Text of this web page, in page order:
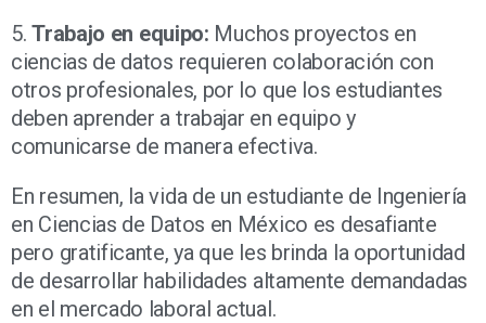
5.Trabajo en equipo: Muchos proyectos en
ciencias de datos requieren colaboración con
otros profesionales, por lo que los estudiantes
deben aprender a trabajar en equipo y
comunicarse de manera efectiva.
En resumen, la vida de un estudiante de Ingeniería
en Ciencias de Datos en México es desafiante
pero gratificante, ya que les brinda la oportunidad
de desarrollar habilidades altamente demandadas
en el mercado laboral actual.